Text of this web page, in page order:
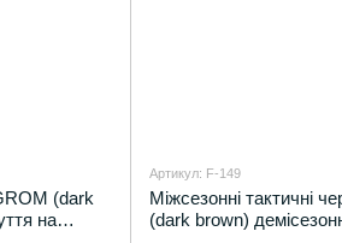
(dark
на
Артикул: F-149
Міжсезонні тактичні
(dark brown)